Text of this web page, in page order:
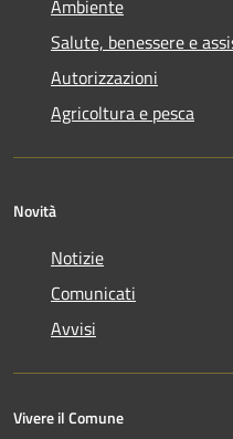
Ambiente
Salute, benessere e
Autorizzazioni
Agricoltura e pesca
Novità
Notizie
Comunicati
Avvisi
Vivere il Comune